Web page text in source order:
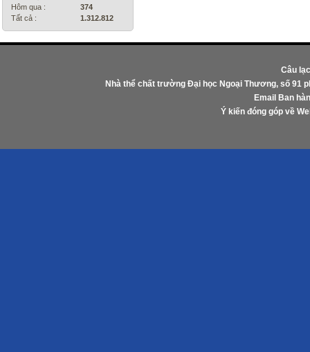
Hôm qua :
374
Tất cả :
1.312.812
Câu
Nhà thể chất trường Đại học Ngoại Thương, số 91
Email Ban
Ý kiến đóng góp về